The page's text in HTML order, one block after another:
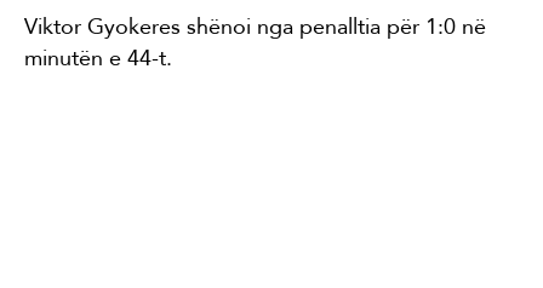
Viktor Gyokeres shënoi nga penalltia për 1:0 në
minutën e 44-t.